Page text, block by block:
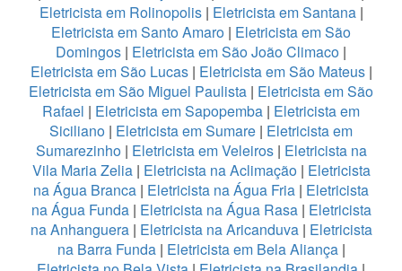
Eletricista em Rolinopolis| Eletricista em Santana|
Eletricista em Santo Amaro | Eletricista em São
Domingos | Eletricista em São João Climaco |
Eletricista em São Lucas| Eletricista em São Mateus |
Eletricista em São Miguel Paulista | Eletricista em São
Rafael | Eletricista em Sapopemba | Eletricista em
Siciliano | Eletricista em Sumare | Eletricista em
Sumarezinho| Eletricista em Veleiros| Eletricista na
Vila Maria Zelia| Eletricista na Aclimação| Eletricista
na Água Branca | Eletricista na Água Fria | Eletricista
na Água Funda| Eletricista na Água Rasa | Eletricista
na Anhanguera| Eletricista na Aricanduva| Eletricista
na Barra Funda | Eletricista em Bela Aliança |